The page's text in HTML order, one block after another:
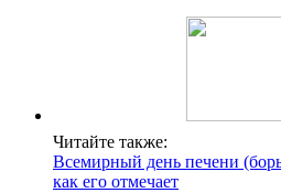
Читайте также:
Всемирный день печени
как его отмечает